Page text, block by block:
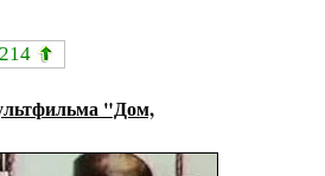
214
"Дом,